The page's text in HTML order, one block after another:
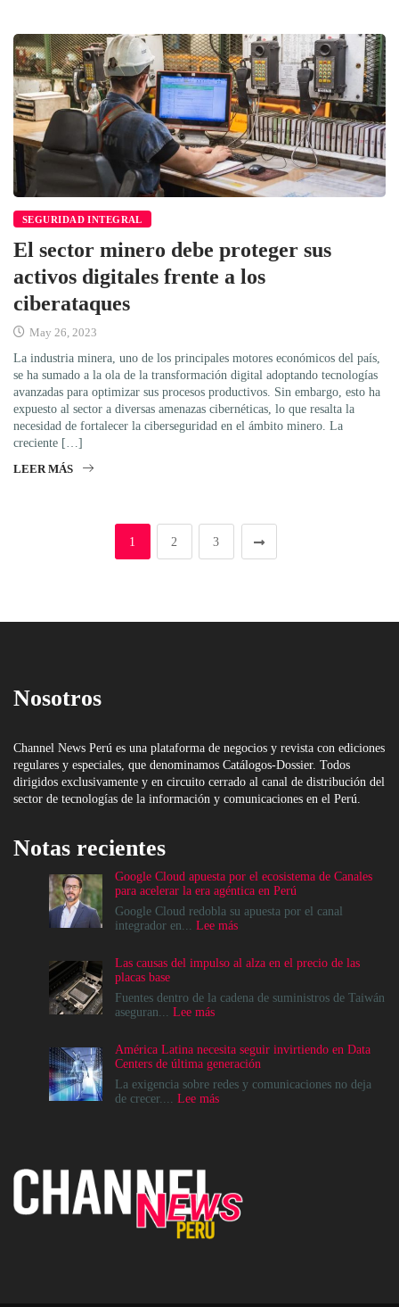
SEGURIDAD INTEGRAL
El sector minero debe proteger sus
activos digitales frente a los
ciberataques
May 26, 2023
La industria minera, uno de los principales motores económicos del país,
se ha sumado a la ola de la transformación digital adoptando tecnologías
avanzadas para optimizar sus procesos productivos. Sin embargo, esto ha
expuesto al sector a diversas amenazas cibernéticas, lo que resalta la
necesidad de fortalecer la ciberseguridad en el ámbito minero. La
creciente […]
LEER MÁS
1 2 3
Nosotros
Channel News Perú es una plataforma de negocios y revista con ediciones
regulares y especiales, que denominamos Catálogos-Dossier. Todos
dirigidos exclusivamente y en circuito cerrado al canal de distribución del
sector de tecnologías de la información y comunicaciones en el Perú.
Notas recientes
Google Cloud apuesta por el ecosistema de Canales
para acelerar la era agéntica en Perú
Google Cloud redobla su apuesta por el canal
integrador en... Lee más:
apuesta
el
para
acelerar
la
Las causas del impulso al alza en el precio de las
placas base
Fuentes dentro de la cadena de suministros de Taiwán
aseguran... Lee más:
del
impulso
al
alza
base
América Latina necesita seguir invirtiendo en Data
Centers de última generación
La exigencia sobre redes y comunicaciones no deja
de crecer.... Lee más:
Data
Centers
de